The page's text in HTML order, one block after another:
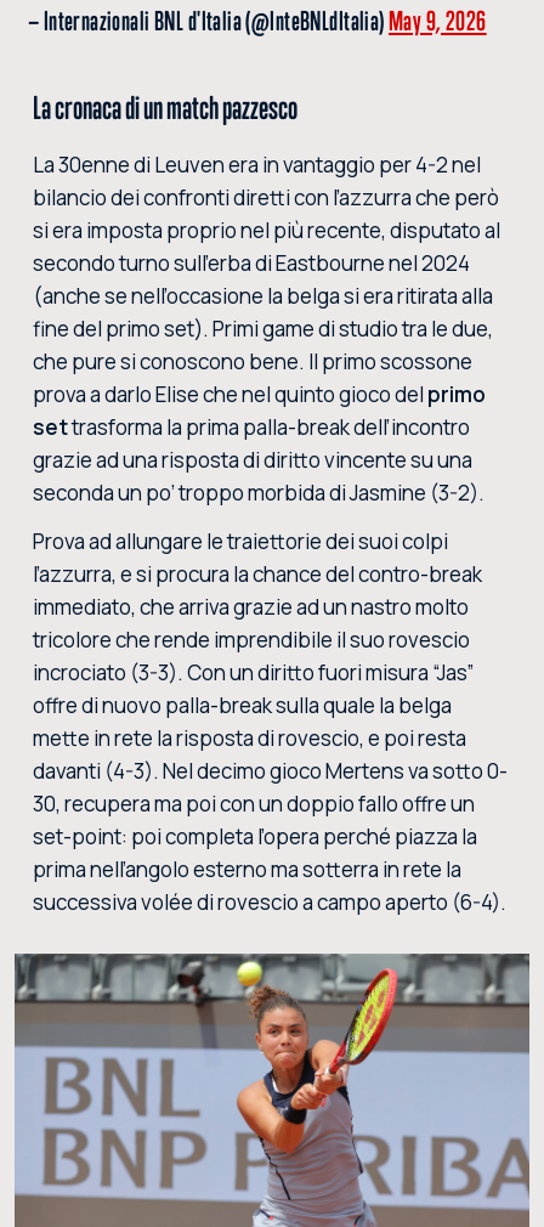
— Internazionali BNL d'Italia (@InteBNLdItalia)May 9, 2026
La cronaca di un match pazzesco
La 30enne di Leuven era in vantaggio per 4-2 nel
bilancio dei confronti diretti con l’azzurrache però
si era imposta proprio nel più recente, disputato al
secondo turno sull’erba di Eastbourne nel 2024
(anche se nell’occasione la belga si era ritirata alla
fine del primo set). Primi game di studio tra le due,
che pure si conoscono bene. Il primo scossone
prova a darlo Elise che nel quinto gioco del primo
settrasforma la prima palla-break dell’incontro
grazie ad una risposta di diritto vincente su una
seconda un po’ troppo morbida di Jasmine (3-2).
Prova ad allungare le traiettorie dei suoi colpi
l’azzurra, e si procura la chance del contro-break
immediato, che arriva grazie ad un nastro molto
tricolore che rende imprendibile il suo rovescio
incrociato (3-3). Con un diritto fuori misura “Jas”
offre di nuovo palla-break sulla quale la belga
mette in rete la risposta di rovescio, e poi resta
davanti (4-3). Nel decimo gioco Mertens va sotto 0-
30, recupera ma poi con un doppio fallo offre un
set-point: poi completa l’opera perché piazza la
prima nell’angolo esterno ma sotterra in rete la
successiva volée di rovescio a campo aperto (6-4).